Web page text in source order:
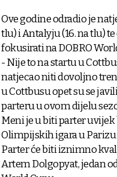
Ove godine odradio je
tlu) i Antalyju (16. na tlu)
fokusirati na DOBRO
- Nije to na startu u
natjecao niti dovoljno
u Cottbusu opet su se
parteru u ovom dijelu
Meni je u biti parter
Olimpijskih igara u
Parter će biti iznimno
Artem Dolgopyat, jedan